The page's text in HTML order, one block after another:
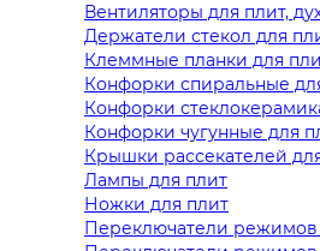
Вентиляторы для плит,
Держатели стекол для
Клеммные планки для
Конфорки спиральные
Конфорки
Конфорки чугунные для
Крышки рассекателей
Лампы для плит
Ножки для плит
Переключатели режимов